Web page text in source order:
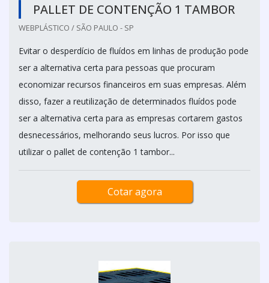
PALLET DE CONTENÇÃO 1 TAMBOR
WEBPLÁSTICO / SÃO PAULO - SP
Evitar o desperdício de fluídos em linhas de produção pode
ser a alternativa certa para pessoas que procuram
economizar recursos financeiros em suas empresas. Além
disso, fazer a reutilização de determinados fluídos pode
ser a alternativa certa para as empresas cortarem gastos
desnecessários, melhorando seus lucros. Por isso que
utilizar o pallet de contenção 1 tambor...
Cotar agora